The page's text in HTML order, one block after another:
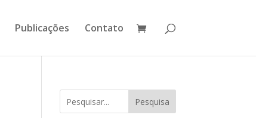
Publicações Contato
Pesquisa